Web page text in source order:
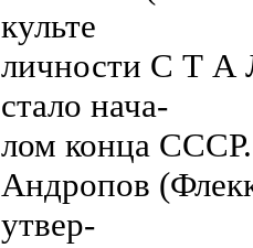
культе
личности С Т А
стало нача-
лом конца СССР.
Андропов
утвер-